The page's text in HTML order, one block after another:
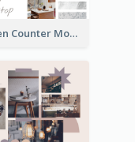
Kitchen Counter Mood Board